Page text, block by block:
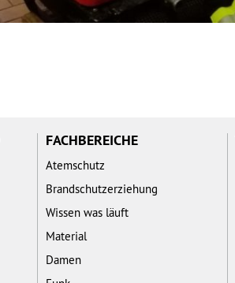
FACHBEREICHE
Atemschutz
Brandschutzerziehung
Wissen was läuft
Material
Damen